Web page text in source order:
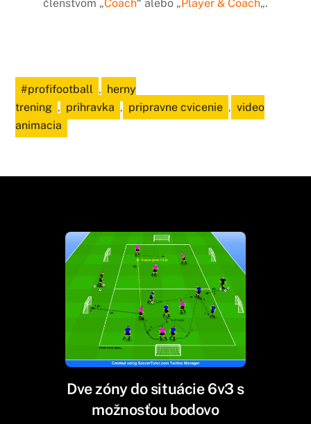
členstvom „Coach“ alebo „Player & Coach„.
#profifootball , herny
trening , prihravka , pripravne cvicenie , video
animacia
Dve zóny do situácie 6v3 s
možnosťou bodovo